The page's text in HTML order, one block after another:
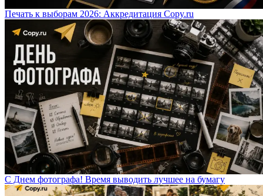
Печать к выборам 2026: Аккредитация Copy.ru
С Днем фотографа! Время выводить лучшее на бумагу